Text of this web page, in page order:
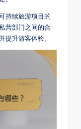
持续旅游项目的
营部门之间的合
提升游客体验。